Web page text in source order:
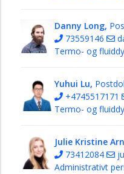
Danny Long,
73559146
Termo- og
Yuhui Lu,
+4745517171
Termo- og
Julie Kristine
73412084
Administrativt